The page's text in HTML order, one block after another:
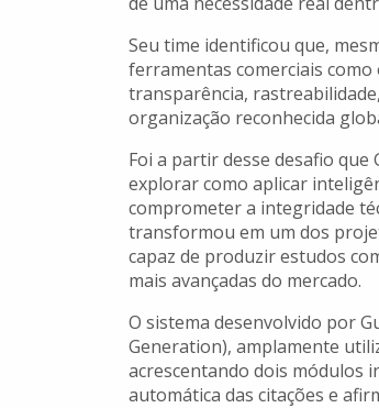
Seu time identificou que,
ferramentas comerciais
transparência,
organização reconhecida
Foi a partir desse desafio que
explorar como aplicar
comprometer a integridade
transformou em um dos
capaz de produzir estudos
mais avançadas do mercado.
O sistema desenvolvido por
Generation), amplamente
acrescentando dois módulos
automática das citações e